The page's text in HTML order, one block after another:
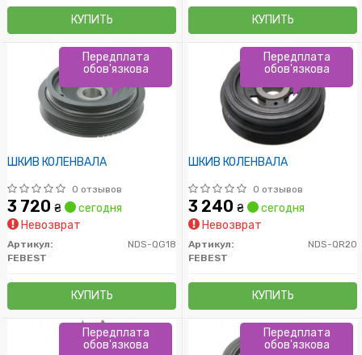
КУПИТЬ КУПИТЬ
ШКИВ КОЛЕНВАЛА
0 отзывов
3 720 ₴
сегодня
Невозврат
Артикул:
NDS-QG18
FEBEST
КУПИТЬ
Передплата
обов'язкова
ШКИВ КОЛЕНВАЛА
0 отзывов
3 240 ₴
сегодня
Невозврат
Артикул:
NDS-QR20
FEBEST
КУПИТЬ
Передплата
обов'язкова
Передплата
обов'язкова
Передплата
обов'язкова